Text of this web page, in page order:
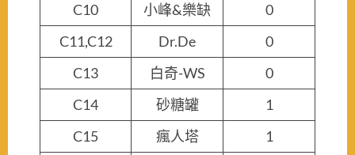
C10
小峰&樂缺
0
C11,C12
Dr.De
0
C13
白奇-WS
0
C14
砂糖罐
1
C15
瘋人塔 1